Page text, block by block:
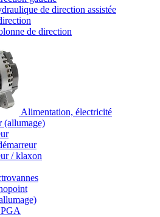
de direction assistée
de direction
Alimentation, électricité
(allumage)
/ klaxon